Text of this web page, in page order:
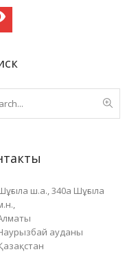
ш.а., 340а Шұғыла
ауданы